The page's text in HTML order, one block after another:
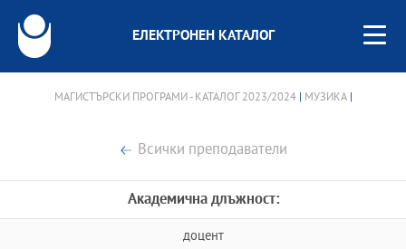
ЕЛЕКТРОНЕН КАТАЛОГ
МАГИСТЪРСКИ ПРОГРАМИ - КАТАЛОГ 2023/2024| МУЗИКА|
Всички преподаватели
Академична длъжност:
доцент